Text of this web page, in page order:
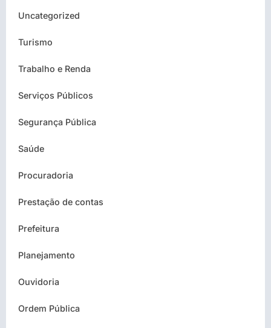
Uncategorized
Turismo
Trabalho e Renda
Serviços Públicos
Segurança Pública
Saúde
Procuradoria
Prestação de contas
Prefeitura
Planejamento
Ouvidoria
Ordem Pública